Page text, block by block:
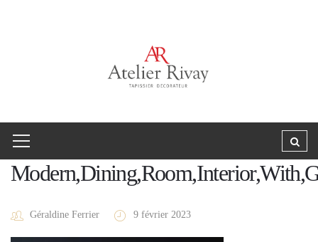
Géraldine Ferrier 9 février 2023